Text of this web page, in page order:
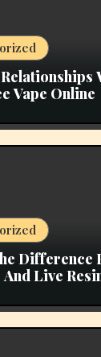
Vape Online
Difference
Live